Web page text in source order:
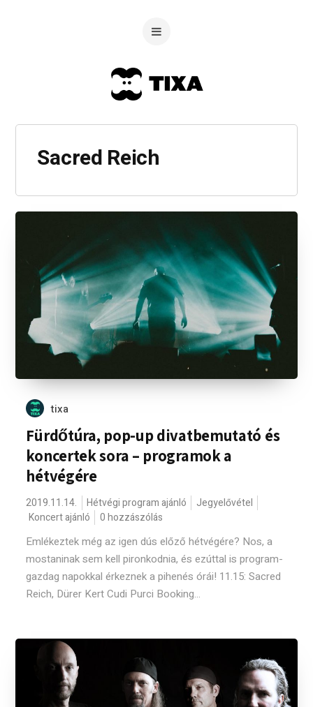
Sacred Reich
tixa
Fürdőtúra, pop-up divatbemutató és
koncertek sora – programok a
hétvégére
2019.11.14. Hétvégi program ajánló
Jegyelővétel
Koncert ajánló
0 hozzászólás
Emlékeztek még az igen dús előző hétvégére? Nos, a
mostaninak sem kell pironkodnia, és ezúttal is program-
gazdag napokkal érkeznek a pihenés órái! 11.15: Sacred
Reich, Dürer Kert Cudi Purci Booking...